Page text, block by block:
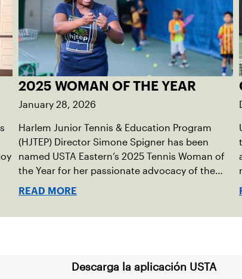
2025 WOMAN OF THE YEAR
January 28, 2026
Harlem Junior Tennis & Education Program
(HJTEP) Director Simone Spigner has been
named USTA Eastern’s 2025 Tennis Woman of
the Year for her passionate advocacy of the
game, commitment to her community and
READ MORE
Descarga la aplicación USTA